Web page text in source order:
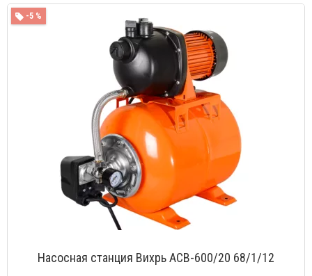
-5 %
Насосная станция Вихрь ACB-600/20 68/1/12